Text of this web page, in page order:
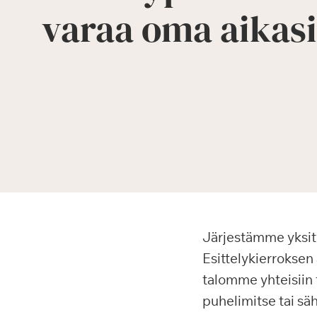
varaa oma
Järjestämme
Esittelykierroksen
talomme yhteisiin
puhelimitse tai